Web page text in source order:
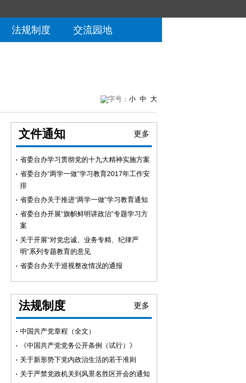
法规制度 交流园地
字号： 小 中 大
更多
文件通知
省委台办学习贯彻党的十九大精神实施方案
省委台办“两学一做”学习教育2017年工作安
排
省委台办关于推进“两学一做”学习教育通知
省委台办开展“旗帜鲜明讲政治”专题学习方
案
关于开展“对党忠诚、业务专精、纪律严
明”系列专题教育的意见
省委台办关于巡视整改情况的通报
更多
法规制度
中国共产党章程（全文）
《中国共产党党务公开条例（试行）》
关于新形势下党内政治生活的若干准则
关于严禁党政机关到风景名胜区开会的通知